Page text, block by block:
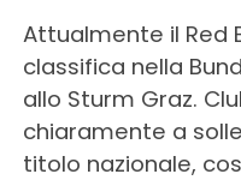
Attualmente il Red
classifica nella
allo Sturm Graz.
chiaramente a
titolo nazionale,